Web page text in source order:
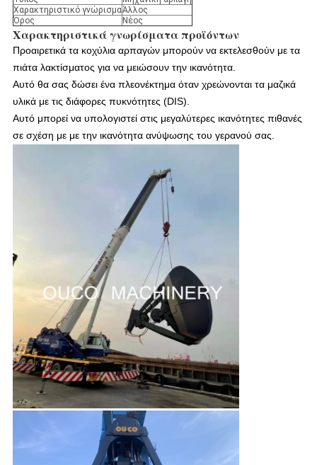
Χαρακτηριστικό γνώρισμαΆλλος
Όρος
Νέος
Χαρακτηριστικά γνωρίσματα προϊόντων
Προαιρετικά τα κοχύλια αρπαγών μπορούν να εκτελεσθούν με τα
πιάτα λακτίσματος για να μειώσουν την ικανότητα.
Αυτό θα σας δώσει ένα πλεονέκτημα όταν χρεώνονται τα μαζικά
υλικά με τις διάφορες πυκνότητες (DIS).
Αυτό μπορεί να υπολογιστεί στις μεγαλύτερες ικανότητες πιθανές
σε σχέση με με την ικανότητα ανύψωσης του γερανού σας.